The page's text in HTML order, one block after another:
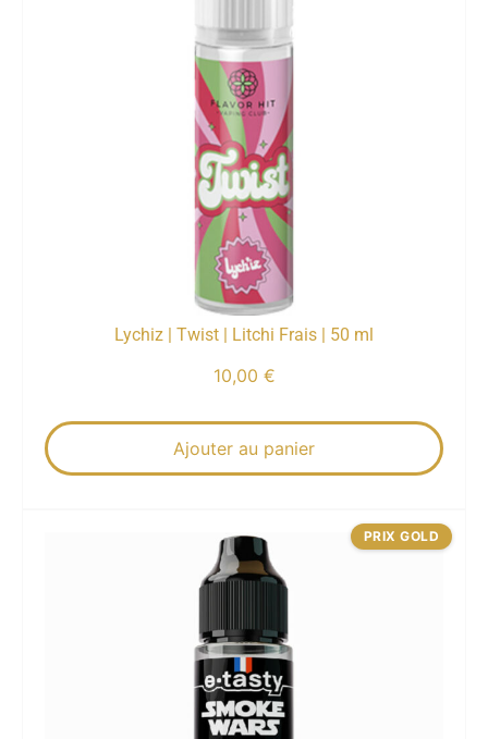
Lychiz | Twist | Litchi Frais | 50 ml
10,00 €
Ajouter au panier
PRIX GOLD